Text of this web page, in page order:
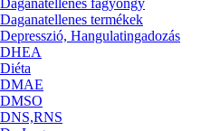
Daganatellenes fagyöngy
Daganatellenes termékek
Depresszió, Hangulatingadozás
DHEA
Diéta
DMAE
DMSO
DNS,RNS